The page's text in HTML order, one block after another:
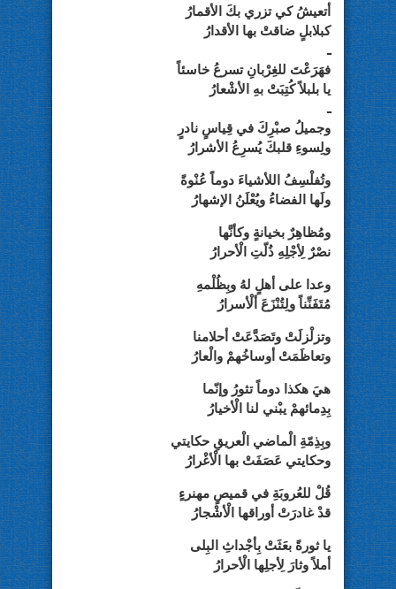
أتعيشُ كي تزري بكَ الأقمارُ
كبلابلٍ ضاقتْ بها الأقدارُ
ـ
فهَرَعْتَ للغِرْبانِ تسرعُ خاسئاً
يا بلبلاً كُتِبَتْ بهِ الأشْعارُ
ـ
وجميلُ صبْرِكَ في قِياسٍ نادرٍ
ولِسوءِ قلبكَ يُسرِعُ الأشرارُ
وتُفلْسِفُ اللأشياءَ دوماً عُنْوةً
ولَها الفضاءُ ويُعْلَنُ الإشهارُ
ومُظاهِرٌ بخيانةٍ وكأنَّها
نصْرٌ لِأجْلِهِ ذُلّتِ الْأحرارُ
وعدا على أهلٍ لهُ وبِظُلْمهِ
مُتَفَنِّناً ولِتُنْزَعَ ألْأسرارُ
وتزلْزلَتْ وتَصَدَّعَتْ أحلامنا
وتعاظَمَتْ أوساخُهمْ والْعارُ
هيَ هكذا دوماً تثورُ وإنّما
بِدِمائهمْ يبْني لنا الْأخيارُ
وبِذِمّةِ الْماضي الْعريقِ حكايتي
وحكايتي عَصَفَتْ بها الْأغْرارُ
قُلْ للعُروبَةِ في قميصٍ مهنرءٍ
قدْ غادرَتْ أوراقها الْأشْجارُ
يا ثورةً بعَثَتْ بِأجْداثِ البِلى
أملاً وثارَ لِأجلِها الْأحرارُ